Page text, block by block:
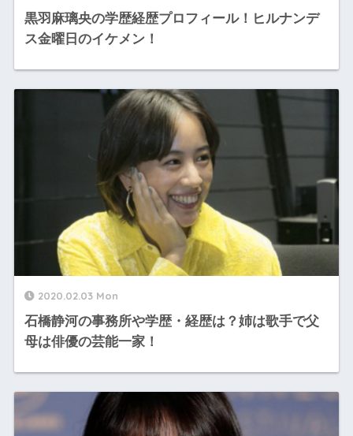
黒羽麻璃央の学歴経歴プロフィール！ヒルナンデ
ス金曜日のイケメン！
2020.02.03 Mon
石橋静河の事務所や学歴・経歴は？姉は歌手で父
母は俳優の芸能一家！